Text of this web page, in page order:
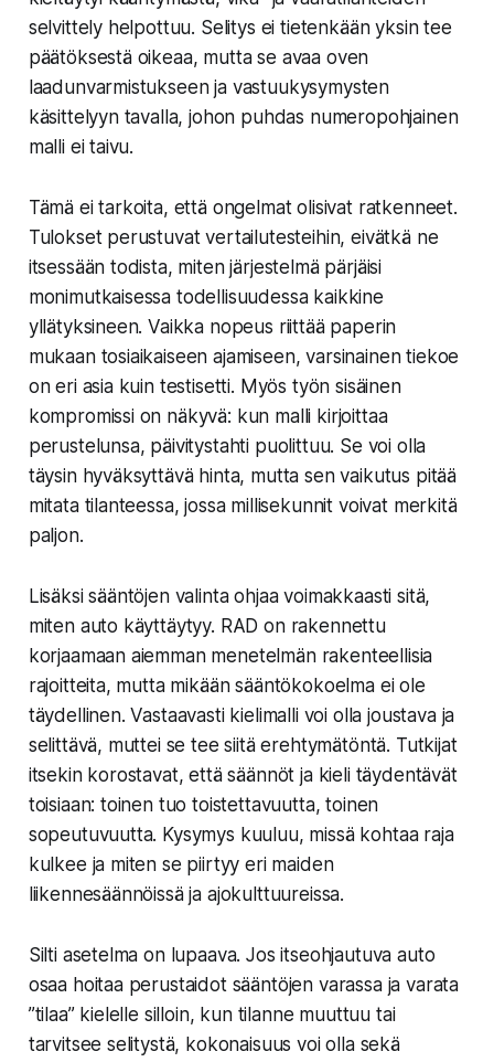
selvittely helpottuu. Selitys ei tietenkään yksin tee
päätöksestä oikeaa, mutta se avaa oven
laadunvarmistukseen ja vastuukysymysten
käsittelyyn tavalla, johon puhdas numeropohjainen
malli ei taivu.
Tämä ei tarkoita, että ongelmat olisivat ratkenneet.
Tulokset perustuvat vertailutesteihin, eivätkä ne
itsessään todista, miten järjestelmä pärjäisi
monimutkaisessa todellisuudessa kaikkine
yllätyksineen. Vaikka nopeus riittää paperin
mukaan tosiaikaiseen ajamiseen, varsinainen tiekoe
on eri asia kuin testisetti. Myös työn sisäinen
kompromissi on näkyvä: kun malli kirjoittaa
perustelunsa, päivitystahti puolittuu. Se voi olla
täysin hyväksyttävä hinta, mutta sen vaikutus pitää
mitata tilanteessa, jossa millisekunnit voivat merkitä
paljon.
Lisäksi sääntöjen valinta ohjaa voimakkaasti sitä,
miten auto käyttäytyy. RAD on rakennettu
korjaamaan aiemman menetelmän rakenteellisia
rajoitteita, mutta mikään sääntökokoelma ei ole
täydellinen. Vastaavasti kielimalli voi olla joustava ja
selittävä, muttei se tee siitä erehtymätöntä. Tutkijat
itsekin korostavat, että säännöt ja kieli täydentävät
toisiaan: toinen tuo toistettavuutta, toinen
sopeutuvuutta. Kysymys kuuluu, missä kohtaa raja
kulkee ja miten se piirtyy eri maiden
liikennesäännöissä ja ajokulttuureissa.
Silti asetelma on lupaava. Jos itseohjautuva auto
osaa hoitaa perustaidot sääntöjen varassa ja varata
”tilaa” kielelle silloin, kun tilanne muuttuu tai
tarvitsee selitystä, kokonaisuus voi olla sekä